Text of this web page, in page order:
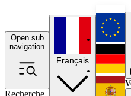
Open sub
navigation
Recherche
Français